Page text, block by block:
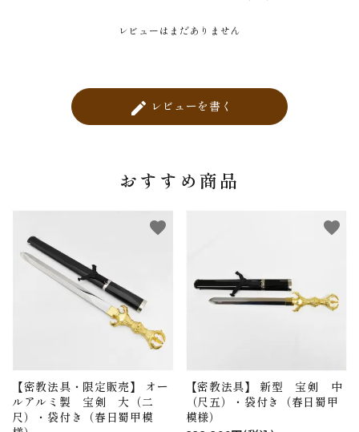
レビューはまだありません
create レビューを書く
おすすめ商品
【密教法具・限定販売】 オー
ルアルミ製 宝剣 大（二
尺）・袋付き（春日蜀甲模
favorite
【密教法具】 新型 宝剣 中
（尺五）・袋付き（春日蜀甲
模様）
favorite